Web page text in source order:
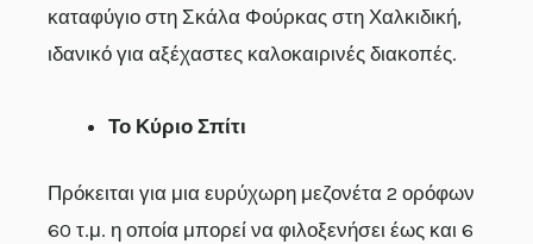
καταφύγιο στη Σκάλα Φούρκας στη Χαλκιδική,
ιδανικό για αξέχαστες καλοκαιρινές διακοπές.
Το Κύριο Σπίτι
Πρόκειται για μια ευρύχωρη μεζονέτα 2 ορόφων
60 τ.μ. η οποία μπορεί να φιλοξενήσει έως και 6